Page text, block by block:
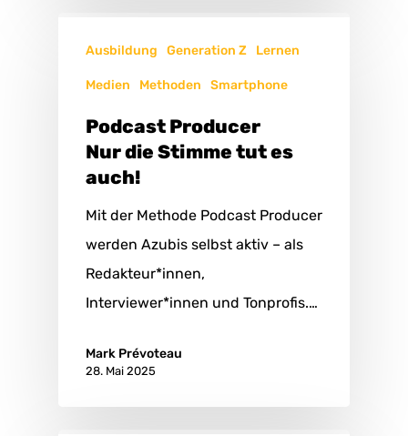
Ausbildung Generation Z Lernen
Medien Methoden Smartphone
Podcast Producer
Nur die Stimme tut es
auch!
Mit der Methode Podcast Producer
werden Azubis selbst aktiv – als
Redakteur*innen,
Interviewer*innen und Tonprofis.…
Mark Prévoteau
28. Mai 2025